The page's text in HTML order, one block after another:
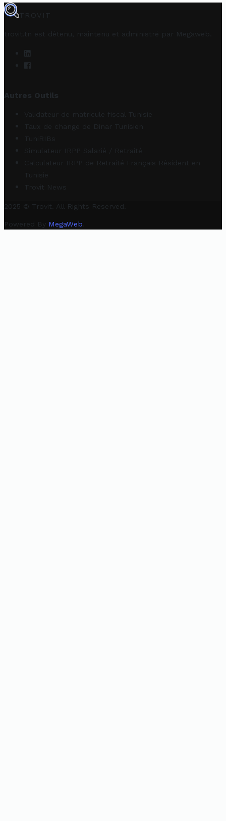
TROVIT
trovit.tn est détenu, maintenu et administré par Megaweb
Autres Outils
Validateur de matricule fiscal Tunisie
Taux de change de Dinar Tunisien
TuniRIBs
Simulateur IRPP Salarié / Retraité
Calculateur IRPP de Retraité Français Résident en
Tunisie
Trovit News
2025 © Trovit. All Rights Reserved.
Powered By MegaWeb